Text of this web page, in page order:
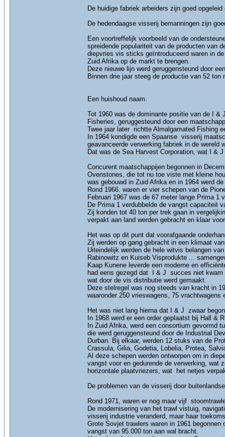
De huidige fabriek arbeiders zijn goed
De hedendaagse visserij bemanningen zijn
Een voortreffelijk voorbeeld van de
spreidende populariteit van de producten van
diepvries vis sticks geïntroduceerd waren in
Zuid Afrika op de markt te brengen.
Deze nieuwe lijn werd geruggensteund door
Binnen drie jaar steeg de productie van 52 ton
Een huishoud naam.
Tot 1960 was de dominante positie van de I &
Fisheries, geruggesteund door een
Twee jaar later richtte Almalgamated Fishing
In 1964 kondigde een Spaanse visserij
geavanceerde verwerking fabriek in de wereld
Dat was de Sea Harvest Corporation, wat I &
Concurent maatschappijen begonnen in
Ovenstones, die tot nu toe viste met kleine
was gebouwd in Zuid Afrika en in 1964 werd
Rond 1966. waren er vier schepen van de
Februari 1967 was de 67 meter lange Prima 1
De Prima 1 verdubbelde de vangst capaciteit
Zij konden tot 40 ton per trek gaan in
verpakt aan land werden gebracht en klaar
Het was op dit punt dat voorafgaande
Zij werden op gang gebracht in een klimaat
Uiteindelijk werden de hele witvis belangen
Rabinowitz en Kuiseb Visprodukte ...
Kaap Kunene leverde een moderne en
had eens gezegd dat I & J succes niet kwam
wat door de vis distributie werd gemaakt.
Deze stelregel was nog steeds van kracht in
waaronder 250 vrieswagens, 75 vrachtwagens
Het was niet lang hierna dat I & J zwaar
In 1968 werd er een order geplaatst bij Hall &
In Zuid Afrika, werd een consortium gevormd
die werd geruggensteund door de Industrial
Durban. Bij elkaar, werden 12 stuks van de
Crassula, Gilia, Godetia, Lobelia, Protea,
Al deze schepen werden ontworpen om in
vangst voor en gedurende de verwerking, wat
horizontale plaatvriezers, wat het netjes
De problemen van de visserij door
Rond 1971, waren er nog maar vijf
De modernisering van het trawl vistuig,
visserij industrie veranderd, maar haar
Grote Sovjet trawlers waren in 1961
vangst van 95.000 ton aan wal bracht.